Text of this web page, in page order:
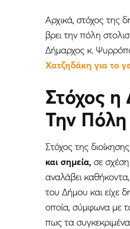
Αρχικά, στόχος της
βρει την πόλη
Δήμαρχος κ.
Χατζηδάκη για το
Στόχος η
Την Πόλη
Στόχος της διοίκησης
και σημεία, σε
αναλάβει
του Δήμου και είχε
οποία, σύμφωνα με
πως τα